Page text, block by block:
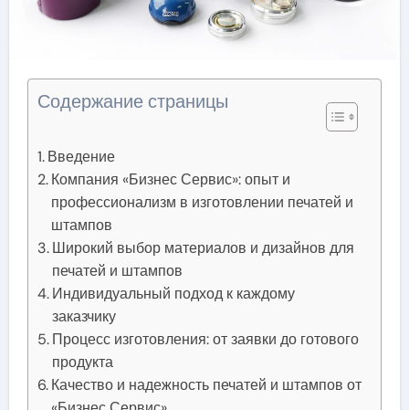
Содержание страницы
Введение
Компания «Бизнес Сервис»: опыт и
профессионализм в изготовлении печатей и
штампов
Широкий выбор материалов и дизайнов для
печатей и штампов
Индивидуальный подход к каждому
заказчику
Процесс изготовления: от заявки до готового
продукта
Качество и надежность печатей и штампов от